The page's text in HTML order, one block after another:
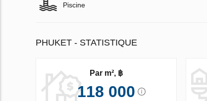
Piscine
PHUKET - STATISTIQUE
Par m², ฿
118 000